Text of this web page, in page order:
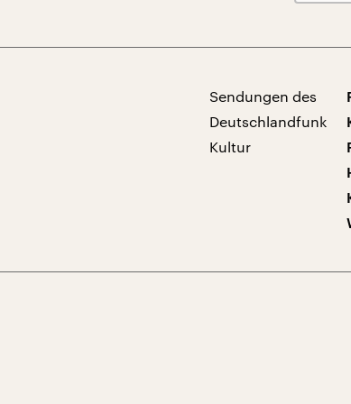
Sendungen des
Deutschlandfunk
Kultur